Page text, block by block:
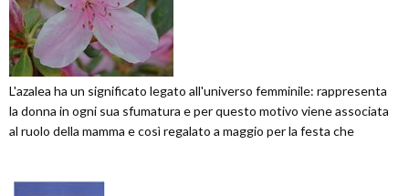
L'azalea ha un significato legato all'universo femminile: rappresenta
la donna in ogni sua sfumatura e per questo motivo viene associata
al ruolo della mamma e così regalato a maggio per la festa che